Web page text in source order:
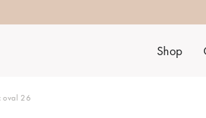
Shop
oval 26